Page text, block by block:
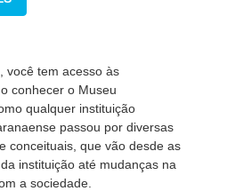
você tem acesso às
conhecer o Museu
qualquer instituição
passou por diversas
conceituais, que vão desde as
instituição até mudanças na
a sociedade.